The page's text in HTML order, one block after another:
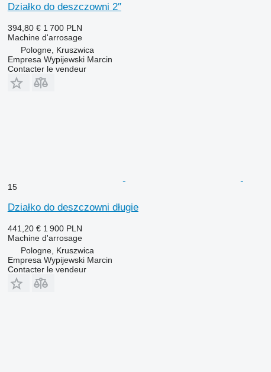
Działko do deszczowni 2″
394,80 € 1 700 PLN
Machine d'arrosage
Pologne, Kruszwica
Empresa Wypijewski Marcin
Contacter le vendeur
15
Działko do deszczowni długie
441,20 € 1 900 PLN
Machine d'arrosage
Pologne, Kruszwica
Empresa Wypijewski Marcin
Contacter le vendeur